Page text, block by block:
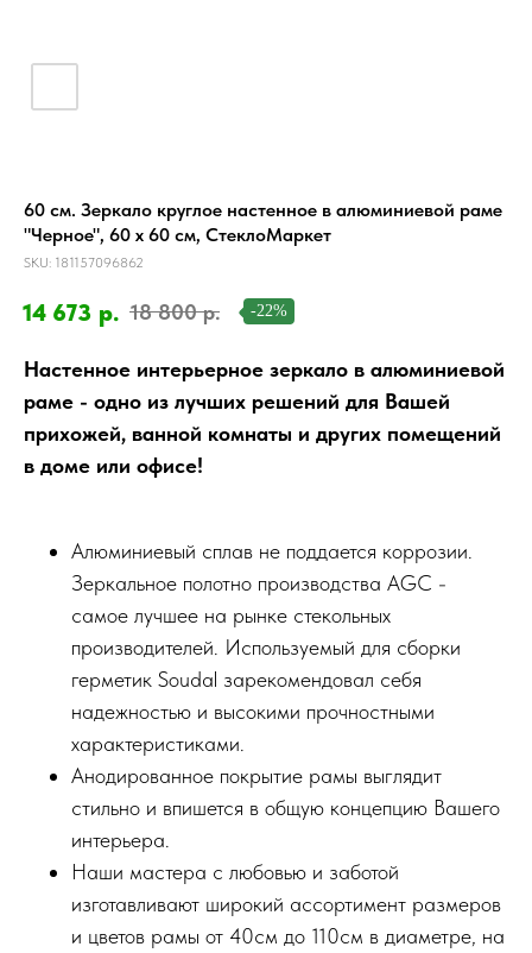
60 см. Зеркало круглое настенное в алюминиевой раме
"Черное", 60 х 60 см, СтеклоМаркет
SKU: 181157096862
14 673 р. 18 800 р. -22%
Настенное интерьерное зеркало в алюминиевой
раме - одно из лучших решений для Вашей
прихожей, ванной комнаты и других помещений
в доме или офисе!
Алюминиевый сплав не поддается коррозии.
Зеркальное полотно производства AGC -
самое лучшее на рынке стекольных
производителей. Используемый для сборки
герметик Soudal зарекомендовал себя
надежностью и высокими прочностными
характеристиками.
Анодированное покрытие рамы выглядит
стильно и впишется в общую концепцию Вашего
интерьера.
Наши мастера с любовью и заботой
изготавливают широкий ассортимент размеров
и цветов рамы от 40см до 110см в диаметре, на